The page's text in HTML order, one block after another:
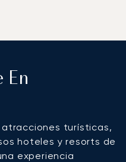
En
atracciones turísticas,
hoteles y resorts de
experiencia